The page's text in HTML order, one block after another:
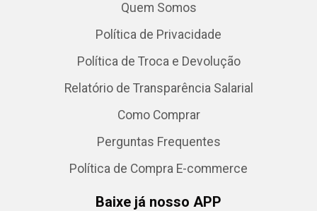
Quem Somos
Política de Privacidade
Política de Troca e Devolução
Relatório de Transparência Salarial
Como Comprar
Perguntas Frequentes
Política de Compra E-commerce
Baixe já nosso APP